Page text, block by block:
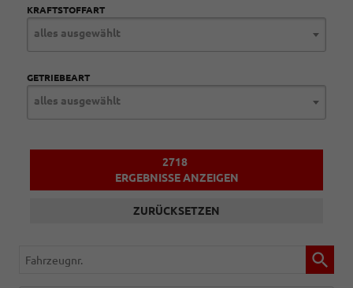
KRAFTSTOFFART
alles ausgewählt
GETRIEBEART
alles ausgewählt
2718
ERGEBNISSE ANZEIGEN
ZURÜCKSETZEN
Fahrzeugnr.